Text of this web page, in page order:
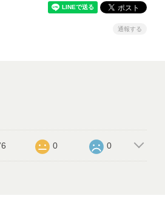
通報する
0 0